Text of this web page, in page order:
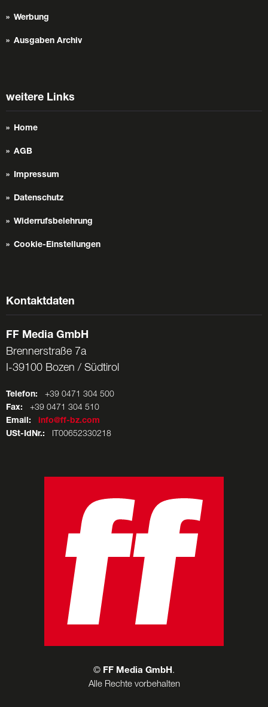
Werbung
Ausgaben Archiv
weitere Links
Home
AGB
Impressum
Datenschutz
Widerrufsbelehrung
Cookie-Einstellungen
Kontaktdaten
FF Media GmbH
Brennerstraße 7a
I-39100 Bozen / Südtirol
Telefon: +39 0471 304 500
Fax: +39 0471 304 510
Email:
info@ff-bz.com
USt-IdNr.: IT00652330218
© FF Media GmbH.
Alle Rechte vorbehalten